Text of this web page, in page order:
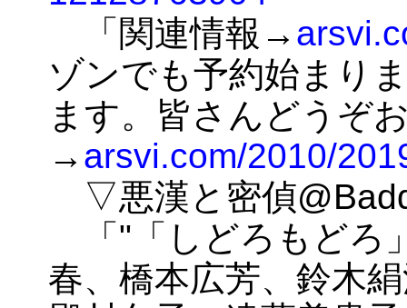
「関連情報→
ゾンでも予約始まり
ます。皆さんどうぞ
→ arsvi.com/2010/
▽悪漢と密偵
「"「しどろもどろ
春、橋本広芳、鈴木